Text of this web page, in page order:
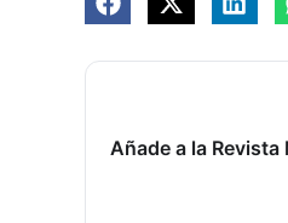
Añade a la